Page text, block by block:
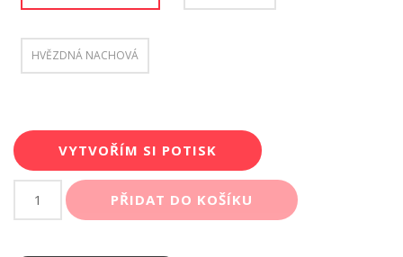
HVĚZDNÁ NACHOVÁ
VYTVOŘÍM SI POTISK
NEW
PŘIDAT DO KOŠÍKU